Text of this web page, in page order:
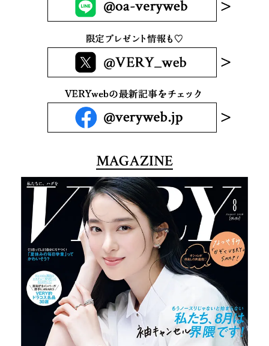
MAGAZINE